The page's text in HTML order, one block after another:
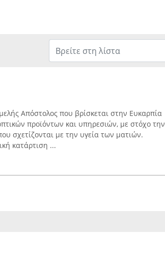
Απόστολος που βρίσκεται στην Ευκαρπία
προϊόντων και υπηρεσιών, με στόχο την
σχετίζονται με την υγεία των ματιών.
κατάρτιση ...